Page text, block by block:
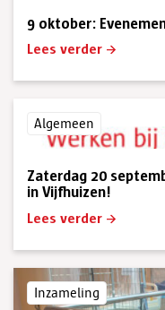
9 oktober:
Lees verder
Algemeen
Zaterdag 20
in Vijfhuizen!
Lees verder
Inzameling